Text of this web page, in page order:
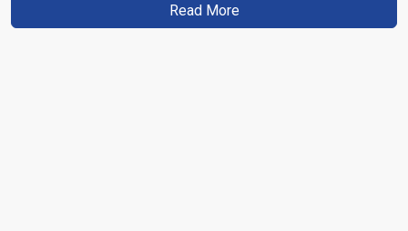
Read More